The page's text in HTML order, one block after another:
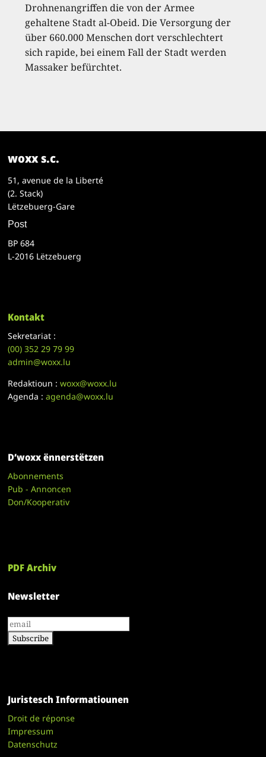
Drohnenangriffen die von der Armee
gehaltene Stadt al-Obeid. Die Versorgung der
über 660.000 Menschen dort verschlechtert
sich rapide, bei einem Fall der Stadt werden
Massaker befürchtet.
woxx s.c.
51, avenue de la Liberté
(2. Stack)
Lëtzebuerg-Gare
Post
BP 684
L-2016 Lëtzebuerg
Kontakt
Sekretariat :
(00)352 29 79 99
admin@woxx.lu
Redaktioun :woxx@woxx.lu
Agenda :agenda@woxx.lu
D’woxx ënnerstëtzen
Abonnements
Pub - Annoncen
Don/Kooperativ
PDF Archiv
Newsletter
Juristesch Informatiounen
Droit de réponse
Impressum
Datenschutz